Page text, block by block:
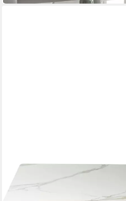
PAROLI
Couchtisch